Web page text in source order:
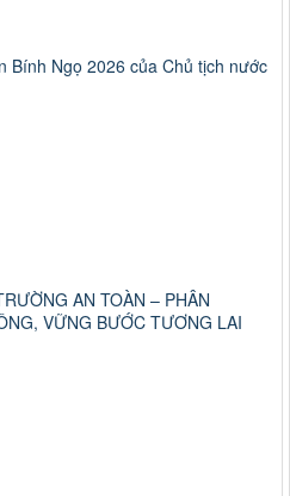
Bính Ngọ 2026 của Chủ tịch nước
AN TOÀN – PHÂN
VỮNG BƯỚC TƯƠNG LAI